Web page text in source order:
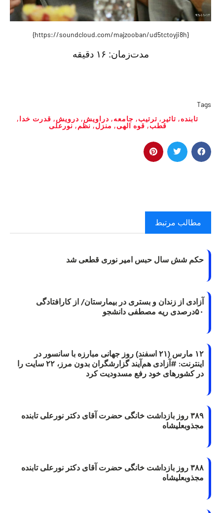
{https://soundcloud.com/majzooban/ud5tctoyji8h}
مدت‌زمان: ۱۶ دقیقه
Tags
تابنده, تاثیر , ترتیب, جامعه, دراویش, درویش, قدرت خدا,
قطب, قوه الهی, منزل, نظم,نورعلی
مطالب مرتبط
حکم شش سال حبس امیر نوری قطعی شد
آزادی از زندان و بستری در بیمارستان/ از کارافتادگی
۵۰درصدی ریه مصطفی دانشجو
۱۲ مارس (۲۱ اسفند) روز جهانی مبارزه با سانسور در
اینترنت: #آزادی هم‌آیند گزارشگران‌ بدون مرز، ۲۲ سایت را
در کشورهای خود رفع مسدودیت کرد
۳۸۹ روز بازداشت خانگی حضرت آقای دکتر نورعلی تابنده
مجذوبعلیشاه
۳۸۸ روز بازداشت خانگی حضرت آقای دکتر نورعلی تابنده
مجذوبعلیشاه